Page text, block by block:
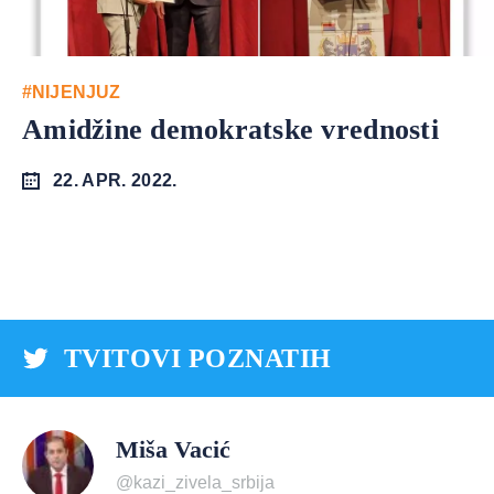
#NIJENJUZ
Amidžine demokratske vrednosti
22. APR. 2022.
TVITOVI POZNATIH
Miša Vacić
@kazi_zivela_srbija